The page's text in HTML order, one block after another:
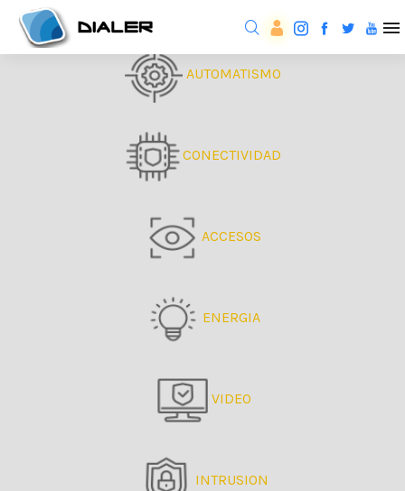
AUTOMATISMO
CONECTIVIDAD
ACCESOS
ENERGIA
VIDEO
INTRUSION